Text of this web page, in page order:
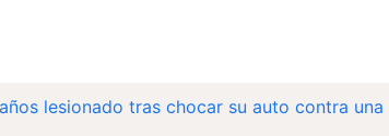
lesionado tras chocar su auto contra una